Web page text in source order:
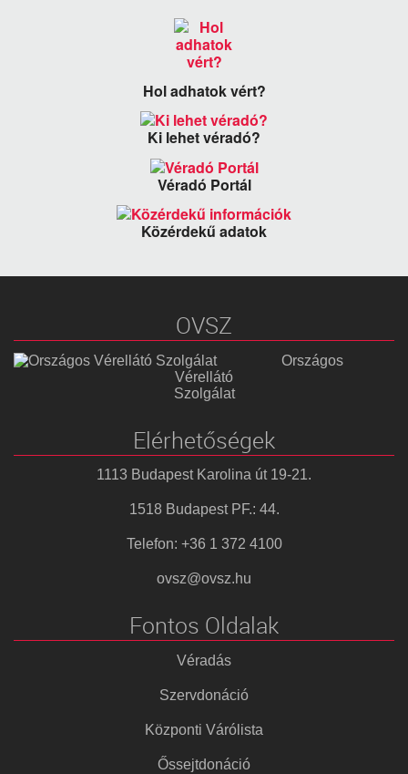
Hol adhatok vért?
Ki lehet véradó?
Véradó Portál
Közérdekű adatok
OVSZ
Országos
Vérellátó
Szolgálat
Elérhetőségek
1113 Budapest Karolina út 19-21.
1518 Budapest PF.: 44.
Telefon: +36 1 372 4100
ovsz@ovsz.hu
Fontos Oldalak
Véradás
Szervdonáció
Központi Várólista
Őssejtdonáció